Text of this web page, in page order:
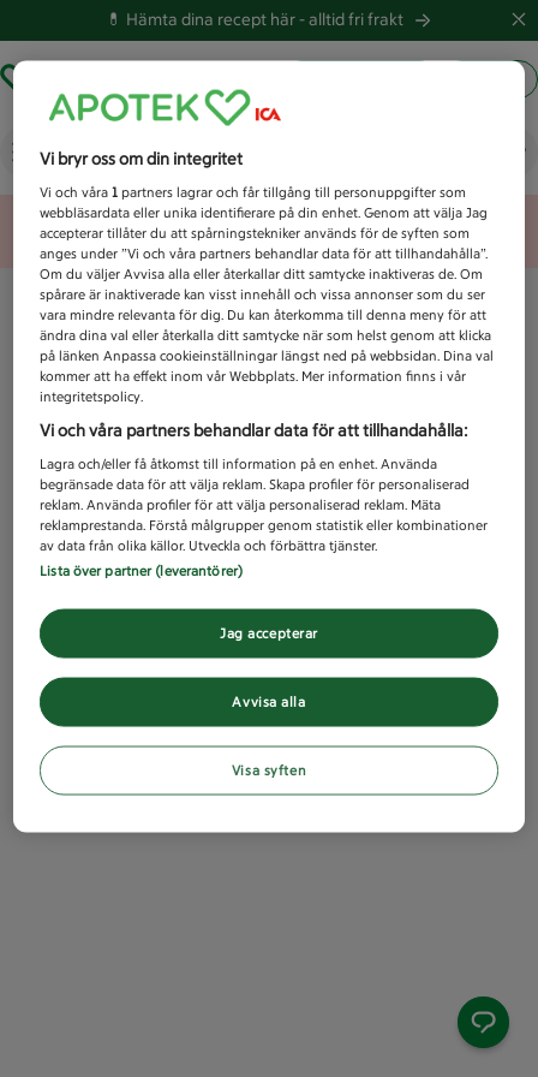
💊 Hämta dina recept här -alltid fri frakt
Vad letar du efter idag?
Unknown error
Vi bryr oss om din integritet
Vi och våra1 partners lagrar och får tillgång till personuppgifter som
webbläsardata eller unika identifierare på din enhet. Genom att välja Jag
accepterar tillåter du att spårningstekniker används för de syften som
anges under ”Vi och våra partners behandlar data för att tillhandahålla”.
Om du väljer Avvisa alla eller återkallar ditt samtycke inaktiveras de. Om
spårare är inaktiverade kan visst innehåll och vissa annonser som du ser
vara mindre relevanta för dig. Du kan återkomma till denna meny för att
ändra dina val eller återkalla ditt samtycke när som helst genom att klicka
på länken Anpassa cookieinställningar längst ned på webbsidan. Dina val
kommer att ha effekt inom vår Webbplats. Mer information finns i vår
integritetspolicy.
Vi och våra partners behandlar data för att tillhandahålla:
Lagra och/eller få åtkomst till information på en enhet. Använda
begränsade data för att välja reklam. Skapa profiler för personaliserad
reklam. Använda profiler för att välja personaliserad reklam. Mäta
reklamprestanda. Förstå målgrupper genom statistik eller kombinationer
av data från olika källor. Utveckla och förbättra tjänster.
Lista över partner (leverantörer)
Avvisa alla
Jag accepterar
Visa syften